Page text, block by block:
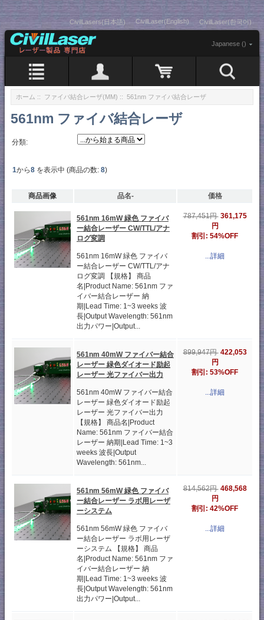
CivilLasers(日本語) CivilLaser(English) CivilLaser(한국어)
Japanese ()
ホーム :: ファイバ結合レーザ(MM) :: 561nm ファイバ結合レーザ
561nm ファイバ結合レーザ
分類:
1から8 を表示中 (商品の数: 8)
商品画像 品名- 価格
561nm 16mW 緑色 ファイバ
ー結合レーザー CW/TTL/アナ
ログ変調
561nm 16mW 緑色 ファイバ
ー結合レーザー CW/TTL/アナ
ログ変調 【規格】 商品
名|Product Name: 561nm ファ
イバー結合レーザー 納
期|Lead Time: 1~3 weeks 波
長|Output Wavelength: 561nm
出力パワー|Output...
787,451円 361,175
円
割引: 54%OFF
...詳細
561nm 40mW ファイバー結合
レーザー 緑色ダイオード励起
レーザー 光ファイバー出力
561nm 40mW ファイバー結合
レーザー 緑色ダイオード励起
レーザー 光ファイバー出力
【規格】 商品名|Product
Name: 561nm ファイバー結合
レーザー 納期|Lead Time: 1~3
weeks 波長|Output
Wavelength: 561nm...
899,947円 422,053
円
割引: 53%OFF
...詳細
561nm 56mW 緑色 ファイバ
ー結合レーザー ラボ用レーザ
ーシステム
561nm 56mW 緑色 ファイバ
ー結合レーザー ラボ用レーザ
ーシステム 【規格】 商品
名|Product Name: 561nm ファ
イバー結合レーザー 納
期|Lead Time: 1~3 weeks 波
長|Output Wavelength: 561nm
出力パワー|Output...
814,562円 468,568
円
割引: 42%OFF
...詳細